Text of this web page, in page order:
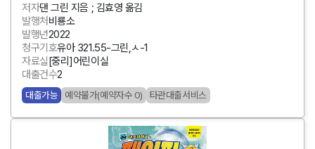
저자댄 그린 지음 ; 김효영 옮김
발행처 비룡소
발행년2022
청구기호유아 321.55-그린,ㅅ-1
자료실[중리]어린이실
대출건수2
대출가능 예약불가(예약자수 0) 타관대출서비스